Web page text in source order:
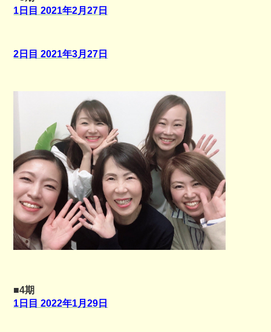
1日目 2021年2月27日
2日目 2021年3月27日
■4期
1日目 2022年1月29日